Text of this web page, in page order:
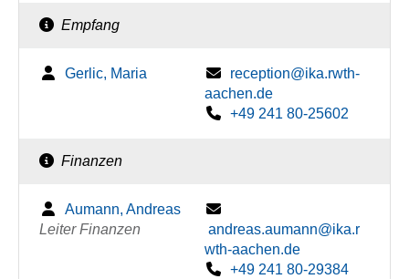
Empfang
Gerlic, Maria
reception@ika.rwth-
aachen.de
+49 241 80-25602
Finanzen
Aumann, Andreas
Leiter Finanzen
andreas.aumann@ika.r
wth-aachen.de
+49 241 80-29384